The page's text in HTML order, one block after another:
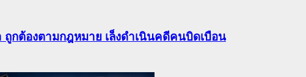
ถูกต้องตามกฎหมาย เล็งดำเนินคดีคนบิดเบือน